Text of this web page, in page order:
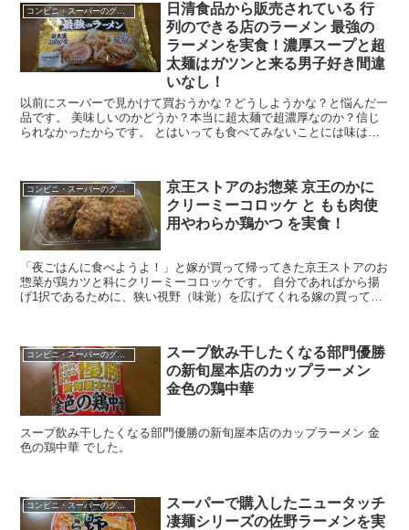
コンビニ・スーパーのグルメ
日清食品から販売されている 行
列のできる店のラーメン 最強の
ラーメンを実食！濃厚スープと超
太麺はガツンと来る男子好き間違
いなし！
以前にスーパーで見かけて買おうかな？どうしようかな？と悩んだ一
品です。 美味しいのかどうか？本当に超太麺で超濃厚なのか？信じ
られなかったからです。 とはいっても食べてみないことには味は分
コンビニ・スーパーのグルメ
京王ストアのお惣菜 京王のかに
クリーミーコロッケ と もも肉使
用やわらか鶏かつ を実食！
「夜ごはんに食べようよ！」と嫁が買って帰ってきた京王ストアのお
惣菜が鶏カツと科にクリーミーコロッケです。 自分であればから揚
げ1択であるために、狭い視野（味覚）を広げてくれる嫁の買ってく
コンビニ・スーパーのグルメ
スープ飲み干したくなる部門優勝
の新旬屋本店のカップラーメン
金色の鶏中華
スープ飲み干したくなる部門優勝の新旬屋本店のカップラーメン 金
色の鶏中華 でした。
コンビニ・スーパーのグルメ
スーパーで購入したニュータッチ
凄麺シリーズの佐野ラーメンを実